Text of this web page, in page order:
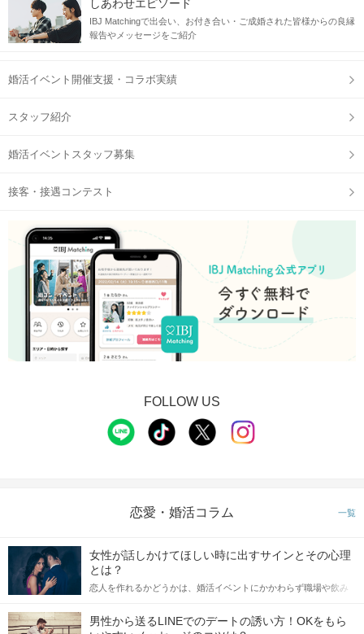
しあわせエピソード
IBJ Matchingで出会い、お付き合い・ご成婚された皆様からの良縁
報告やメッセージをご紹介
婚活イベント開催支援・コラボ実績
スタッフ紹介
婚活イベントスタッフ募集
接客・接遇コンテスト
FOLLOW US
恋愛・婚活コラム 一覧
女性が話しかけてほしい時に出すサインとその心理
とは？
恋人を作れるかどうかは、婚活イベントにかかわらず職場や飲み
てアプローチできるかにも左右されます。 これから恋人作りを本
格的に始めようとしている方は、女性が異性を求めて出すサイン
男性から送るLINEでのデートの誘い方！OKをもら